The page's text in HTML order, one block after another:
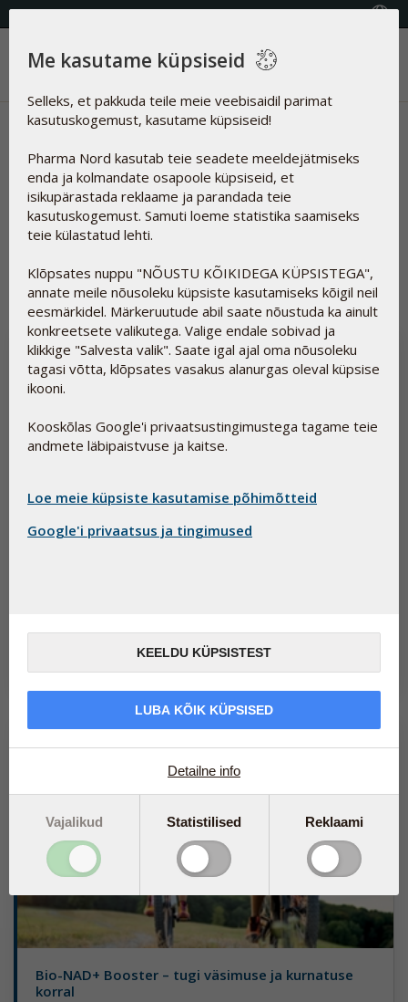
KVALITEETSED TOIDULISANDID
Menüü
Uudised | Magnesium
Artiklid
Lähtesta
Bio-NAD+ Booster – tugi väsimuse ja kurnatuse
korral
Me kasutame küpsiseid
Selleks, et pakkuda teile meie veebisaidil parimat
kasutuskogemust, kasutame küpsiseid!
Pharma Nord kasutab teie seadete meeldejätmiseks
enda ja kolmandate osapoole küpsiseid, et
isikupärastada reklaame ja parandada teie
kasutuskogemust. Samuti loeme statistika saamiseks
teie külastatud lehti.
Klõpsates nuppu "NÕUSTU KÕIKIDEGA KÜPSISTEGA",
annate meile nõusoleku küpsiste kasutamiseks kõigil neil
eesmärkidel. Märkeruutude abil saate nõustuda ka ainult
konkreetsete valikutega. Valige endale sobivad ja
klikkige "Salvesta valik". Saate igal ajal oma nõusoleku
tagasi võtta, klõpsates vasakus alanurgas oleval küpsise
ikooni.
Kooskõlas Google'i privaatsustingimustega tagame teie
andmete läbipaistvuse ja kaitse.
Loe meie küpsiste kasutamise põhimõtteid
Google'i privaatsus ja tingimused
KEELDU KÜPSISTEST
LUBA KÕIK KÜPSISED
Detailne info
Vajalikud Statistilised Reklaami